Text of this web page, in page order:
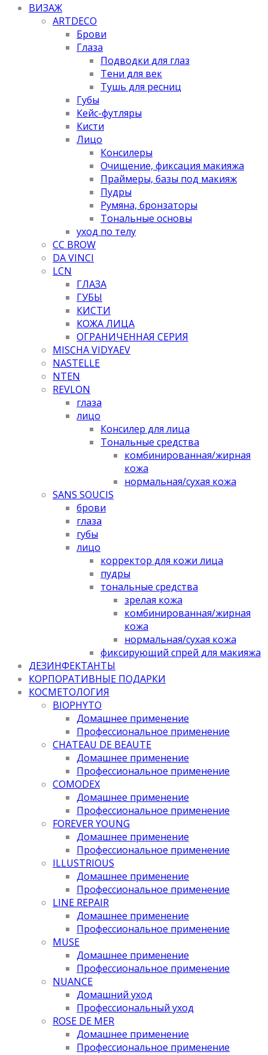
ВИЗАЖ
ARTDECO
Брови
Глаза
Подводки для глаз
Тени для век
Тушь для ресниц
Губы
Кейс-футляры
Кисти
Лицо
Консилеры
Очищение, фиксация макияжа
Праймеры, базы под макияж
Пудры
Румяна, бронзаторы
Тональные основы
уход по телу
CC BROW
DA VINCI
LCN
ГЛАЗА
ГУБЫ
КИСТИ
КОЖА ЛИЦА
ОГРАНИЧЕННАЯ СЕРИЯ
MISCHA VIDYAEV
NASTELLE
NTEN
REVLON
глаза
лицо
Консилер для лица
Тональные средства
комбинированная/жирная
кожа
нормальная/cухая кожа
SANS SOUCIS
брови
глаза
губы
лицо
корректор для кожи лица
пудры
тональные средства
зрелая кожа
комбинированная/жирная
кожа
нормальная/cухая кожа
фиксирующий спрей для макияжа
ДЕЗИНФЕКТАНТЫ
КОРПОРАТИВНЫЕ ПОДАРКИ
КОСМЕТОЛОГИЯ
BIOPHYTO
Домашнее применение
Профессиональное применение
CHATEAU DE BEAUTE
Домашнее применение
Профессиональное применение
COMODEX
Домашнее применение
Профессиональное применение
FOREVER YOUNG
Домашнее применение
Профессиональное применение
ILLUSTRIOUS
Домашнее применение
Профессиональное применение
LINE REPAIR
Домашнее применение
Профессиональное применение
MUSE
Домашнее применение
Профессиональное применение
NUANCE
Домашний уход
Профессиональный уход
ROSE DE MER
Домашнее применение
Профессиональное применение